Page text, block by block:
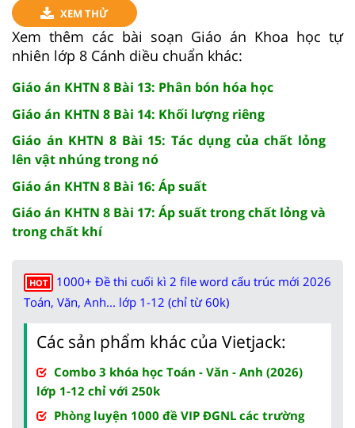
XEM THỬ
Xem thêm các bài soạn Giáo án Khoa học tự
nhiên lớp 8 Cánh diều chuẩn khác:
Giáo án KHTN 8 Bài 13: Phân bón hóa học
Giáo án KHTN 8 Bài 14: Khối lượng riêng
Giáo án KHTN 8 Bài 15: Tác dụng của chất lỏng
lên vật nhúng trong nó
Giáo án KHTN 8 Bài 16: Áp suất
Giáo án KHTN 8 Bài 17: Áp suất trong chất lỏng và
trong chất khí
HOT
1000+ Đề thi cuối kì 2 file word cấu trúc mới 2026
Toán, Văn, Anh... lớp 1-12 (chỉ từ 60k)
Các sản phẩm khác của Vietjack:
Combo 3 khóa học Toán - Văn - Anh (2026)
lớp 1-12 chỉ với 250k
Phòng luyện 1000 đề VIP ĐGNL các trường